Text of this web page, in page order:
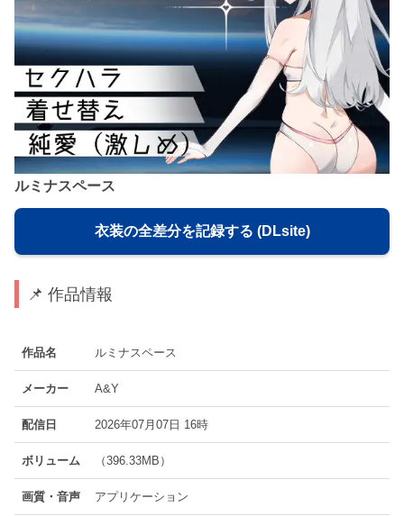
ルミナスペース
衣装の全差分を記録する (DLsite)
📌 作品情報
作品名 ルミナスペース
メーカー A&Y
配信日 2026年07月07日 16時
ボリューム （396.33MB）
画質・音声 アプリケーション